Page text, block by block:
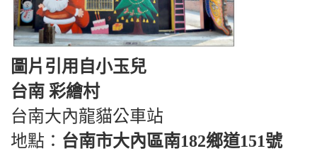
圖片引用自小玉兒
台南 彩繪村
台南大內龍貓公車站
地點： 台南市大內區南182鄉道151號